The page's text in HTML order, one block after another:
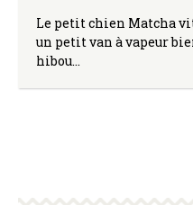
Le petit chien Matcha
un petit van à vapeur
hibou…